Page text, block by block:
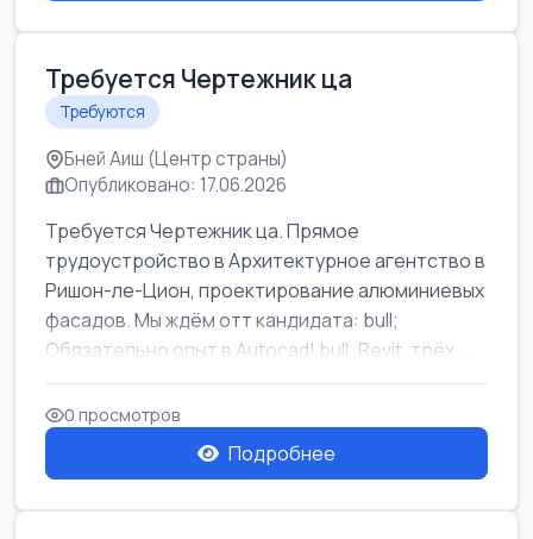
Требуется Чертежник ца
Требуются
Бней Аиш (Центр страны)
Опубликовано: 17.06.2026
Требуется Чертежник ца. Прямое
трудоустройство в Архитектурное агентство в
Ришон-ле-Цион, проектирование алюминиевых
фасадов. Мы ждём отт кандидата: bull;
Обязательно опыт в Autocad! bull; Revit, трёх...
0 просмотров
Подробнее